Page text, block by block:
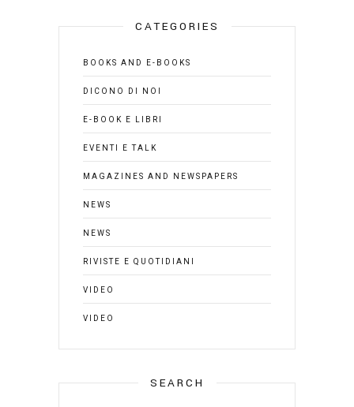
CATEGORIES
BOOKS AND E-BOOKS
DICONO DI NOI
E-BOOK E LIBRI
EVENTI E TALK
MAGAZINES AND NEWSPAPERS
NEWS
NEWS
RIVISTE E QUOTIDIANI
VIDEO
VIDEO
SEARCH